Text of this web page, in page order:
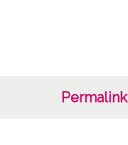
Permalink